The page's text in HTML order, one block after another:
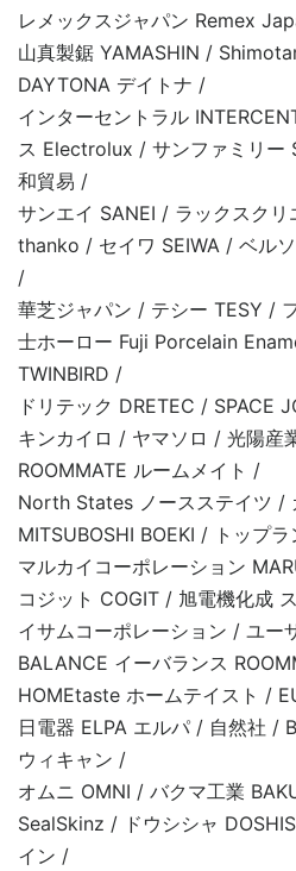
レメックスジャパン Remex
山真製鋸 YAMASHIN /
DAYTONA デイトナ /
インターセントラル
ス Electrolux / サンファミリー
和貿易 /
サンエイ SANEI / ラックスク
thanko / セイワ SEIWA / ベル
/
華芝ジャパン / テシー TESY /
士ホーロー Fuji Porcelain
TWINBIRD /
ドリテック DRETEC / SPACE
キンカイロ / ヤマソロ / 光陽産
ROOMMATE ルームメイト /
North States ノースステイツ /
MITSUBOSHI BOEKI / トップ
マルカイコーポレーション
コジット COGIT / 旭電機化成
イサムコーポレーション / ユ
BALANCE イーバランス
HOMEtaste ホームテイスト /
日電器 ELPA エルパ / 自然社 /
ウィキャン /
オムニ OMNI / バクマ工業
SealSkinz / ドウシシャ
イン /